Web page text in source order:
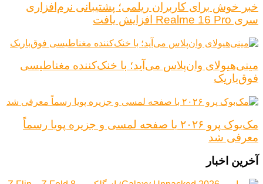
خبر خوش برای کاربران ریلمی؛ پشتیبانی نرم‌افزاری
سری Realme 16 Pro افزایش یافت
مینی‌هیولای وان‌پلاس می‌آید؛ با خنک‌کننده مغناطیسی
فوق‌باریک
مک‌بوک پرو ۲۰۲۶ با صفحه لمسی و جزیره پویا رسماً
معرفی شد
آخرین اخبار